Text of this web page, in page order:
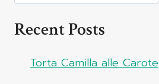
Recent Posts
Torta Camilla alle Carote